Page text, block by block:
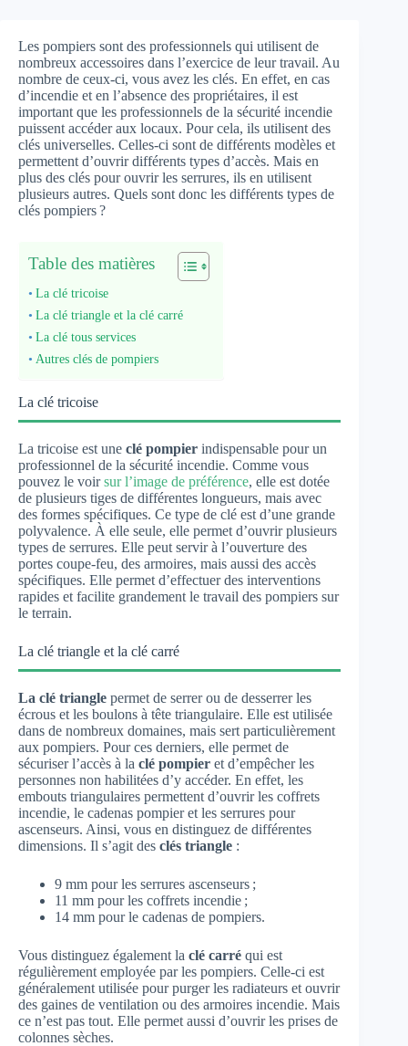
Les pompiers sont des professionnels qui utilisent de
nombreux accessoires dans l’exercice de leur travail. Au
nombre de ceux-ci, vous avez les clés. En effet, en cas
d’incendie et en l’absence des propriétaires, il est
important que les professionnels de la sécurité incendie
puissent accéder aux locaux. Pour cela, ils utilisent des
clés universelles. Celles-ci sont de différents modèles et
permettent d’ouvrir différents types d’accès. Mais en
plus des clés pour ouvrir les serrures, ils en utilisent
plusieurs autres. Quels sont donc les différents types de
clés pompiers ?
Table des matières
La clé tricoise
La clé triangle et la clé carré
La clé tous services
Autres clés de pompiers
La clé tricoise
La tricoise est une clé pompier indispensable pour un
professionnel de la sécurité incendie. Comme vous
pouvez le voirsur l’image de préférence, elle est dotée
de plusieurs tiges de différentes longueurs, mais avec
des formes spécifiques. Ce type de clé est d’une grande
polyvalence. À elle seule, elle permet d’ouvrir plusieurs
types de serrures. Elle peut servir à l’ouverture des
portes coupe-feu, des armoires, mais aussi des accès
spécifiques. Elle permet d’effectuer des interventions
rapides et facilite grandement le travail des pompiers sur
le terrain.
La clé triangle et la clé carré
La clé triangle permet de serrer ou de desserrer les
écrous et les boulons à tête triangulaire. Elle est utilisée
dans de nombreux domaines, mais sert particulièrement
aux pompiers. Pour ces derniers, elle permet de
sécuriser l’accès à la clé pompier et d’empêcher les
personnes non habilitées d’y accéder. En effet, les
embouts triangulaires permettent d’ouvrir les coffrets
incendie, le cadenas pompier et les serrures pour
ascenseurs. Ainsi, vous en distinguez de différentes
dimensions. Il s’agit des clés triangle :
9 mm pour les serrures ascenseurs ;
11 mm pour les coffrets incendie ;
14 mm pour le cadenas de pompiers.
Vous distinguez également la clé carré qui est
régulièrement employée par les pompiers. Celle-ci est
généralement utilisée pour purger les radiateurs et ouvrir
des gaines de ventilation ou des armoires incendie. Mais
ce n’est pas tout. Elle permet aussi d’ouvrir les prises de
colonnes sèches.